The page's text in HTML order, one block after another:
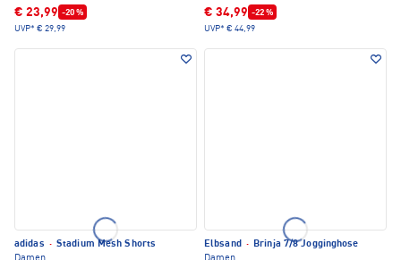
€ 23,99 -20 %
UVP* € 29,99
€ 34,99 -22 %
UVP* € 44,99
adidas · Stadium Mesh Shorts
Elbsand · Brinja 7/8 Jogginghose